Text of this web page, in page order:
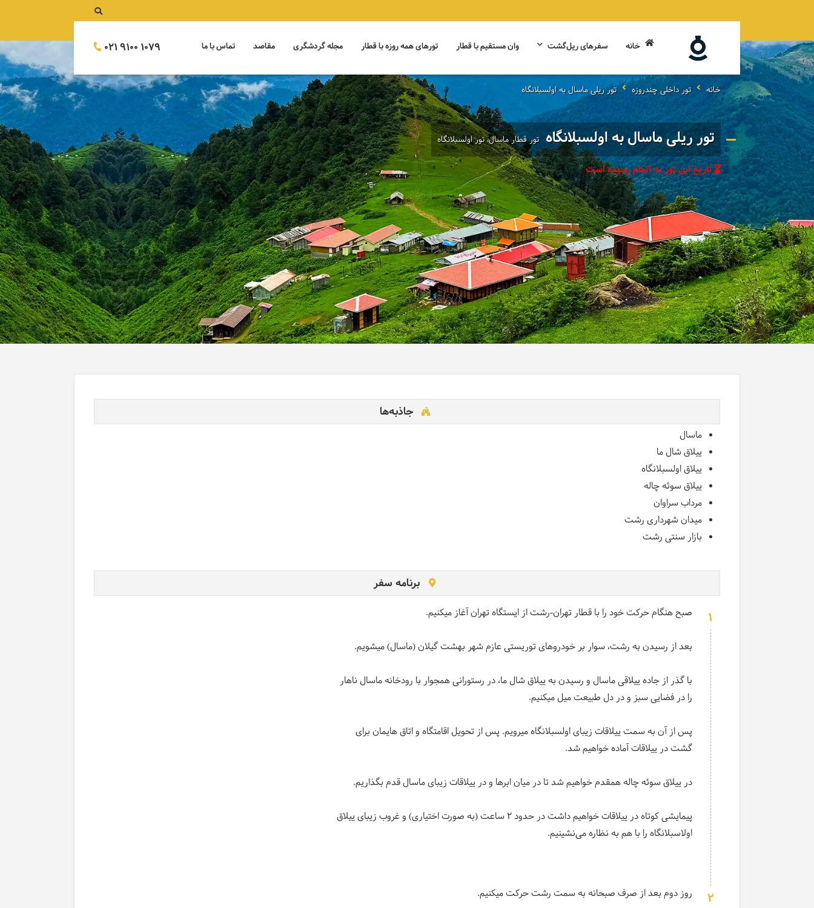
خانه سفرهای ریل‌گشت وان مستقیم با قطار تورهای همه روزه با قطار مجله گردشگری مقاصد تماس با ما 021 9100 1079
خانه تور داخلی چندروزه تور ریلی ماسال به اولسبلانگاه
تور ریلی ماسال به اولسبلانگاه تور قطار ماسال، تور اولسبلانگاه
تاریخ این تور به اتمام رسیده است
جاذبه‌ها
ماسال
ییلاق شال ما
ییلاق اولسبلانگاه
ییلاق سوئه چاله
مرداب سراوان
میدان شهرداری رشت
بازار سنتی رشت
برنامه سفر
1 صبح هنگام حرکت خود را با قطار تهران-رشت از ایستگاه تهران آغاز میکنیم.
بعد از رسیدن به رشت، سوار بر خودروهای توریستی عازم شهر بهشت گیلان (ماسال) میشویم.
با گذر از جاده ییلاقی ماسال و رسیدن به ییلاق شال ما، در رستورانی همجوار با رودخانه ماسال ناهار
را در فضایی سبز و در دل طبیعت میل میکنیم.
پس از آن به سمت ییلاقات زیبای اولسبلانگاه میرویم. پس از تحویل اقامتگاه و اتاق هایمان برای
گشت در ییلاقات آماده خواهیم شد.
در ییلاق سوئه چاله همقدم خواهیم شد تا در میان ابرها و در ییلاقات زیبای ماسال قدم بگذاریم.
پیمایشی کوتاه در ییلاقات خواهیم داشت در حدود 2 ساعت (به صورت اختیاری) و غروب زیبای ییلاق
اولاسبلانگاه را با هم به نظاره می‌نشینیم.
2 روز دوم بعد از صرف صبحانه به سمت رشت حرکت میکنیم.